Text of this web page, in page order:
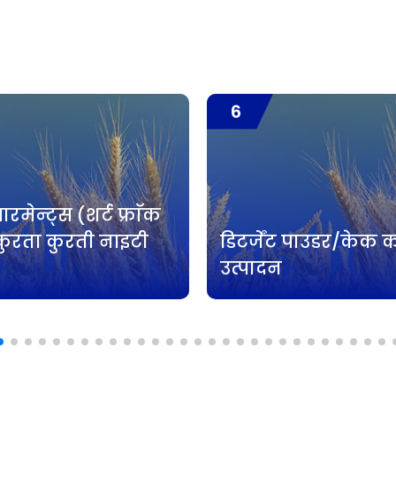
(शर्ट फ्राॅक
कुरती नाइटी
6
डिटर्जेंट पाउडर/केक
उत्पादन